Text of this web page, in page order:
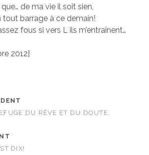
de ma vie il soit sien,
tout barrage à ce demain!
fous si vers L ils m’entraînent…
2012]
DU RÊVE ET DU DOUTE.
DIX!